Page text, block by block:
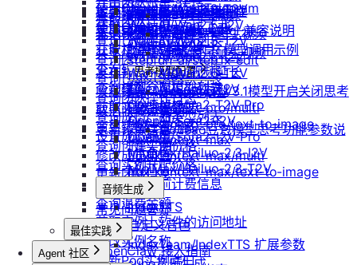
手动安装监控
无卡模式
使用Clawdbot连接Telegram
使用Clawdbot连接飞书
检查指定规格的资源可用性
获取可用机型列表
获取机型族列表
查询软件端口映射列表
查询模型仓库模型列表
获取实例监控数据
变更实例计费方式
查询创建实例价格
查询实例升配价格
查询实例当前计费信息
查询退费金额
获取实例上软件的访问地址
修改实例名称
更新Pod实例端口
查询指定用户的社区镜像
查询镜像制作进度
共享/取消共享镜像
发布镜像到社区
收藏镜像
取消收藏镜像
更新镜像信息
获取团队详情
查询已创建的团队列表
查询团队邀请记录
查询已加入的团队列表
查询团队操作日志
查询成员产品类型列表
设置成员额度
修改成员角色
更新团队信息
Gemini 快速开始
Claude (Anthropic) 兼容说明
DeepSeek-OCR 模型调用示例
思考模型配置
DeepSeek V3.1模型开启关闭思考
说明
Doubao豆包模型思考功能参数说
明
doubao-seedream
Qwen-Image-Edit
Qwen-Image
stepfun-ai/step1x-edit
flux.1-dev
flux-kontext-pro
flux-kontext-pro/multi
flux-kontext-pro/text-to-image
flux-kontext-max
flux-kontext-max/multi
flux-kontext-max/text-to-image
Vidu/图生视频
Vidu/参考图生视频
Vidu/首尾帧生视频
Vidu/视频延长
Vidu/对口型
Wan-AI/Wan2.2-T2V
Wan-AI/Wan2.5-I2V
Wan-AI/Wan2.5-T2V
Wan-AI/Wan2.6-I2V
Wan-AI/Wan2.6-T2V
OpenAI/Sora2-T2V
OpenAI/Sora2-T2V-Pro
OpenAI/Sora2-I2V
OpenAI/Sora2-I2V-Pro
MiniMax/Hailuo-2.3-I2V
MiniMax/Hailuo-2.3-T2V
音频生成
IndexTTS
自定义音色
IndexTeam/IndexTTS 扩展参数
常见问题答疑
最佳实践
OpenClaw 接入指南
Agent 社区